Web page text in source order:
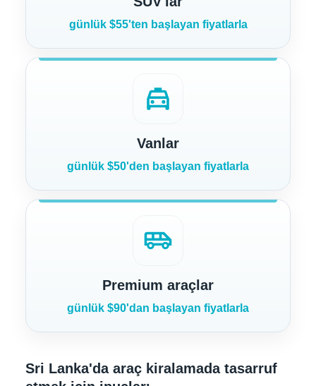
günlük $55'ten başlayan fiyatlarla
local_taxi
Vanlar
günlük $50'den başlayan fiyatlarla
airport_shuttle
Premium araçlar
günlük $90'dan başlayan fiyatlarla
Sri Lanka'da araç kiralamada tasarruf